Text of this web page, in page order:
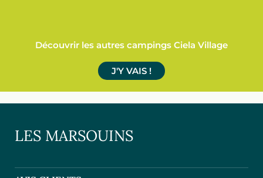
Découvrir les autres campings Ciela Village
J'Y VAIS !
LES MARSOUINS